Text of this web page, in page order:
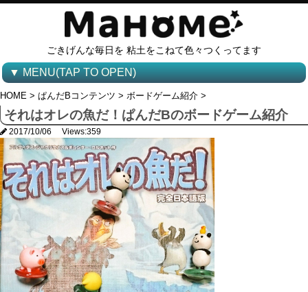
ごきげんな毎日を 粘土をこねて色々つくってます
▼ MENU(TAP TO OPEN)
HOME > ぱんだBコンテンツ > ボードゲーム紹介 >
それはオレの魚だ！ぱんだBのボードゲーム紹介
2017/10/06 Views:359